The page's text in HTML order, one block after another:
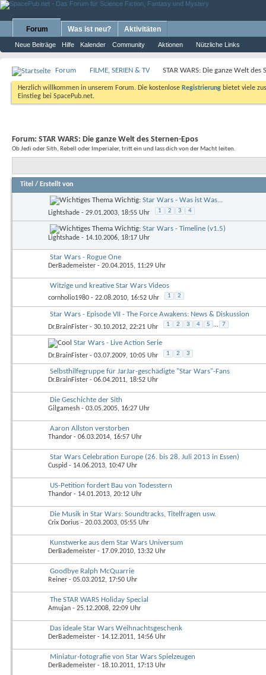
Forum
Neue Beiträge Hilfe Kalender Community Aktionen Nützliche Links
Was ist neu? Aktivitäten
Forum FILME, SERIEN & TV STAR WARS: Die ganze Welt des
Herzlich willkommen in unserem Forum. Die kostenlose Registrierung bietet viele
Einstieg bei SpacePub.net.
Forum: STAR WARS: Die ganze Welt des Sternen-Epos
Ob Jedi oder Sith, Rebell oder Imperialer, tritt ein und lass dich von der Macht leiten.
Titel / Erstellt von
Wichtig: Star Wars - Was ist Was...
Lightshade - 29.01.2003, 18:55 Uhr 1 2 3 4
Wichtig: Star Wars - Timeline (v1.5)
Lightshade - 14.10.2006, 18:17 Uhr
Star Wars - Rogue One
DerBademeister - 20.04.2015, 11:29 Uhr
Witzige und kreative Star Wars Videos
cornholio1980 - 22.08.2010, 16:52 Uhr 1 2
Star Wars - Episode VII - The Force Awakens: News & Diskussion
Dr.BrainFister - 30.10.2012, 22:21 Uhr 1 2 3 4 5 ... 7
Star Wars - Live Action Serie
Dr.BrainFister - 03.07.2009, 10:05 Uhr 1 2 3
Selbsthilfegruppe für JarJar-geschädigte "Star Wars"-Fans
Dr.BrainFister - 06.04.2011, 18:52 Uhr
Die Geschichte der Sith
Gilgamesh - 03.05.2005, 16:27 Uhr
Aaron Allston verstorben
Thandor - 06.03.2014, 16:57 Uhr
Star Wars Celebration Europe (26. bis 28. Juli 2013 in Essen)
Cuspid - 14.06.2013, 10:47 Uhr
US-Petition fordert Bau von Todesstern
Thandor - 14.01.2013, 20:12 Uhr
Die Musik in Star Wars: Soundtracks, Titelfragen usw.
Crix Dorius - 20.03.2003, 05:55 Uhr
Kunstwerke aus dem Star Wars Universum
DerBademeister - 17.09.2010, 13:32 Uhr
Goodbye Ralph McQuarrie
Reiner - 05.03.2012, 17:50 Uhr
The STAR WARS Holiday Special
Amujan - 25.12.2008, 22:09 Uhr
Das ideale Star Wars Weihnachtsgeschenk
DerBademeister - 14.12.2011, 14:56 Uhr
Miniatur-fotografie von Star Wars Spielzeugen
DerBademeister - 18.10.2011, 17:13 Uhr